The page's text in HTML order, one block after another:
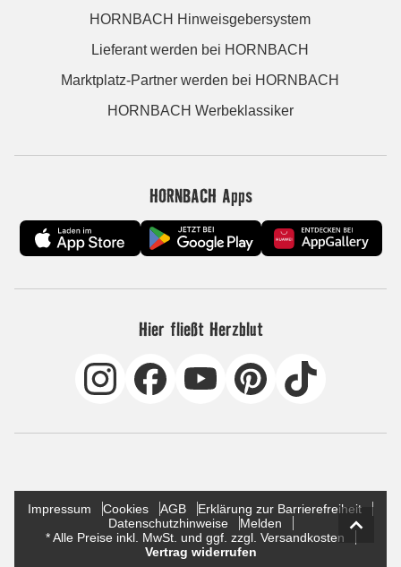
HORNBACH Hinweisgebersystem
Lieferant werden bei HORNBACH
Marktplatz-Partner werden bei HORNBACH
HORNBACH Werbeklassiker
HORNBACH Apps
Hier fließt Herzblut
Impressum Cookies AGB
Erklärung zur Barrierefreiheit
Datenschutzhinweise
Melden
* Alle Preise inkl. MwSt. und ggf. zzgl. Versandkosten
Vertrag widerrufen